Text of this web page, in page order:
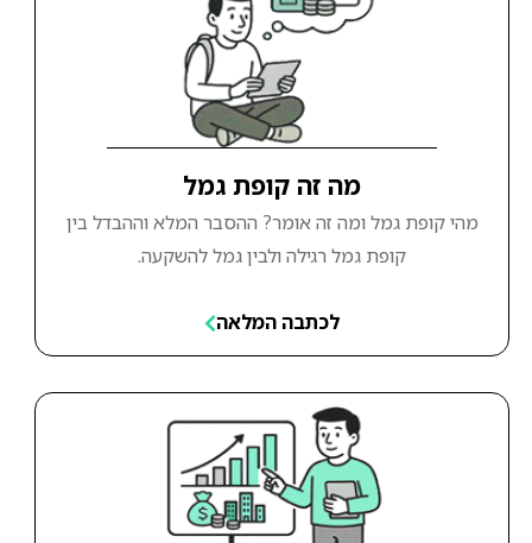
מה זה קופת גמל
מהי קופת גמל ומה זה אומר? ההסבר המלא וההבדל בין
קופת גמל רגילה ולבין גמל להשקעה.
לכתבה המלאה